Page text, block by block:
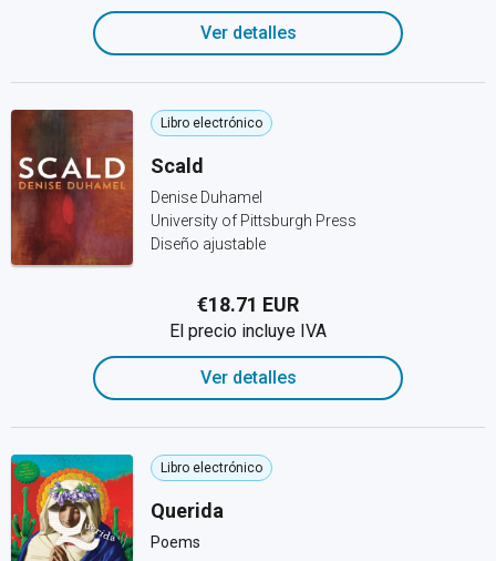
Ver detalles
Libro electrónico
Scald
Denise Duhamel
University of Pittsburgh Press
Diseño ajustable
€18.71 EUR
El precio incluye IVA
Ver detalles
Libro electrónico
Querida
Poems